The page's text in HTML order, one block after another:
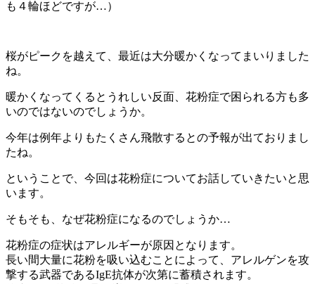
も４輪ほどですが…）
桜がピークを越えて、最近は大分暖かくなってまいりました
ね。
暖かくなってくるとうれしい反面、花粉症で困られる方も多
いのではないのでしょうか。
今年は例年よりもたくさん飛散するとの予報が出ておりまし
たね。
ということで、今回は花粉症についてお話していきたいと思
います。
そもそも、なぜ花粉症になるのでしょうか…
花粉症の症状はアレルギーが原因となります。
長い間大量に花粉を吸い込むことによって、アレルゲンを攻
撃する武器であるIgE抗体が次第に蓄積されます。